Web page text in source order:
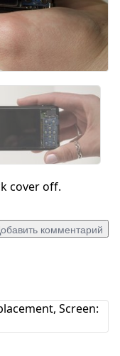
cover off.
комментарий